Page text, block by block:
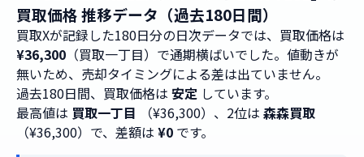
買取価格 推移データ（過去180日間）
買取Xが記録した180日分の日次データでは、買取価格は
¥36,300 （買取一丁目）で通期横ばいでした。値動きが
無いため、売却タイミングによる差は出ていません。
過去180日間、買取価格は 安定 しています。
最高値は 買取一丁目 （¥36,300）、2位は 森森買取
（¥36,300）で、差額は ¥0 です。